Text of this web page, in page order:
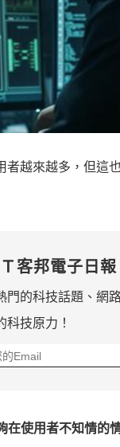
越來越多，但這
客邦電子日報
門的科技話題、網
科技原力！
在使用者不知情的